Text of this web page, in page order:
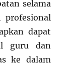
selama
profesional
dapat
guru dan
ke dalam